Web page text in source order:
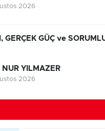
2026
GERÇEK GÜÇ ve
NUR YILMAZER
2026